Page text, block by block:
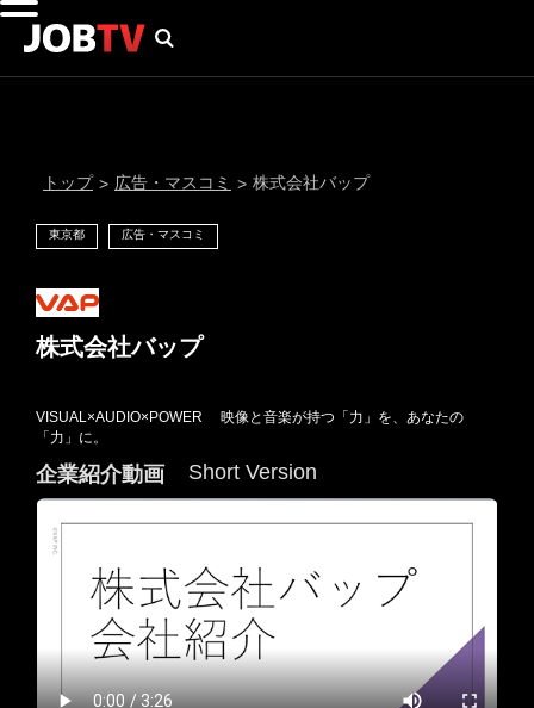
メール通知
LINE通知
トップ > 広告・マスコミ > 株式会社バップ
東京都 広告・マスコミ
株式会社バップ
VISUAL×AUDIO×POWER 映像と音楽が持つ「力」を、あなたの
「力」に。
企業紹介動画 Short Version
にはプロフィール画像のアップロードが必要です
プロフィール編集する ＞
会員登録する ＞
ログインする ＞